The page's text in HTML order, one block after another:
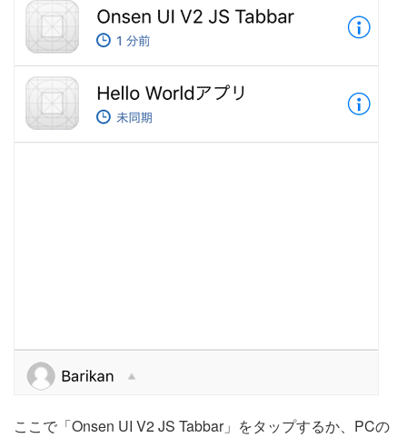
ここで「Onsen UI V2 JS Tabbar」をタップするか、PCの